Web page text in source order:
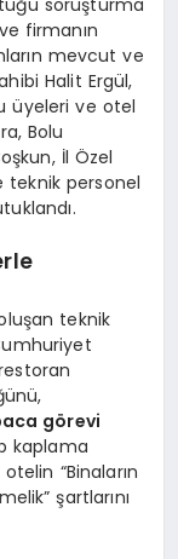
firmanın
mevcut ve
Halit Ergül,
üyeleri ve otel
Bolu
İl Özel
teknik personel
teknik
restoran
görevi
kaplama
“Binaların
şartlarını